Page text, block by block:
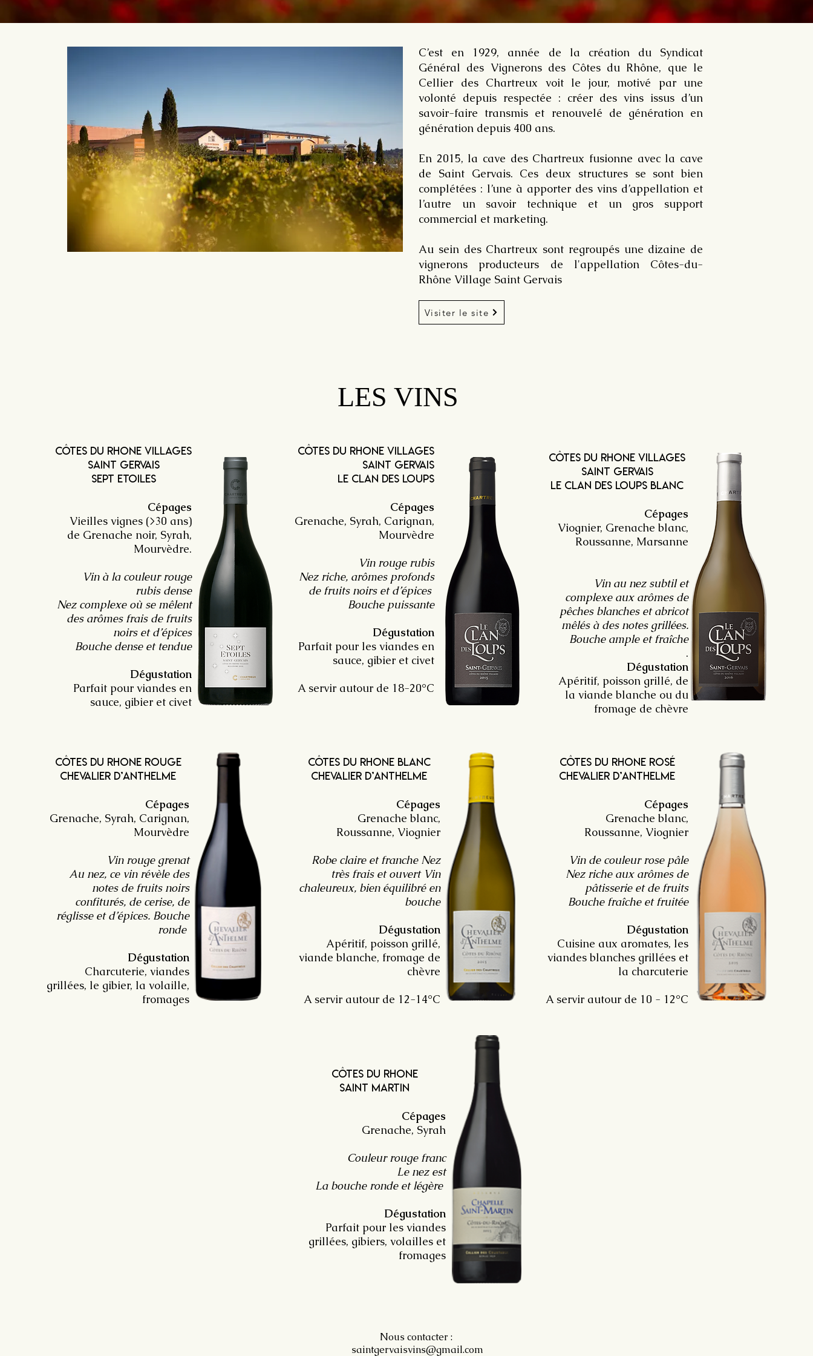
C’est en 1929, année de la création du Syndicat
Général des Vignerons des Côtes du Rhône, que le
Cellier des Chartreux voit le jour, motivé par une
volonté depuis respectée : créer des vins issus d’un
savoir-faire transmis et renouvelé de génération en
génération depuis 400 ans.
En 2015, la cave des Chartreux fusionne avec la cave
de Saint Gervais. Ces deux structures se sont bien
complétées : l’une à apporter des vins d’appellation et
l’autre un savoir technique et un gros support
commercial et marketing.
Au sein des Chartreux sont regroupés une dizaine de
vignerons producteurs de l'appellation Côtes-du-
Rhône Village Saint Gervais
Visiter le site
LES VINS
côtes du rhone villages
saint Gervais
sept Etoiles
Cépages
Vieilles vignes (>30 ans)
de Grenache noir, Syrah,
Mourvèdre.
Vin à la couleur rouge
rubis dense
Nez complexe où se mêlent
des arômes frais de fruits
noirs et d’épices
Bouche dense et tendue
Dégustation
Parfait pour viandes en
sauce, gibier et civet
côtes du rhone villages
saint Gervais
LE CLAN DES LOUPS
Cépages
Grenache, Syrah, Carignan,
Mourvèdre
Vin rouge rubis
Nez riche, arômes profonds
de fruits noirs et d’épices
Bouche puissante
Dégustation
Parfait pour les viandes en
sauce, gibier et civet
A servir autour de 18-20°C
côtes du rhone villages
saint Gervais
LE CLAN DES LOUPS blanc
Cépages
Viognier, Grenache blanc,
Roussanne, Marsanne
Vin au nez subtil et
complexe aux arômes de
pêches blanches et abricot
mêlés à des notes grillées.
Bouche ample et fraîche
.
Dégustation
Apéritif, poisson grillé, de
la viande blanche ou du
fromage de chèvre
côtes du rhone rouge
Chevalier d’Anthelme
Cépages
Grenache, Syrah, Carignan,
Mourvèdre
Vin rouge grenat
Au nez, ce vin révèle des
notes de fruits noirs
confiturés, de cerise, de
réglisse et d’épices. Bouche
ronde
Dégustation
Charcuterie, viandes
grillées, le gibier, la volaille,
fromages
côtes du rhone blanc
Chevalier d’Anthelme
Cépages
Grenache blanc,
Roussanne, Viognier
Robe claire et franche Nez
très frais et ouvert Vin
chaleureux, bien équilibré en
bouche
Dégustation
Apéritif, poisson grillé,
viande blanche, fromage de
chèvre
A servir autour de 12-14°C
côtes du rhone rosé
Chevalier d’Anthelme
Cépages
Grenache blanc,
Roussanne, Viognier
Vin de couleur rose pâle
Nez riche aux arômes de
pâtisserie et de fruits
Bouche fraîche et fruitée
Dégustation
Cuisine aux aromates, les
viandes blanches grillées et
la charcuterie
A servir autour de 10 - 12°C
côtes du rhone
saint martin
Cépages
Grenache, Syrah
Couleur rouge franc
Le nez est
La bouche ronde et légère
Dégustation
Parfait pour les viandes
grillées, gibiers, volailles et
fromages
Nous contacter :
saintgervaisvins@gmail.com